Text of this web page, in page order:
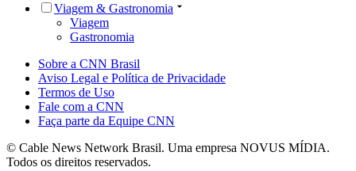
Viagem & Gastronomia
Viagem
Gastronomia
Sobre a CNN Brasil
Aviso Legal e Política de Privacidade
Termos de Uso
Fale com a CNN
Faça parte da Equipe CNN
© Cable News Network Brasil. Uma empresa NOVUS MÍDIA.
Todos os direitos reservados.